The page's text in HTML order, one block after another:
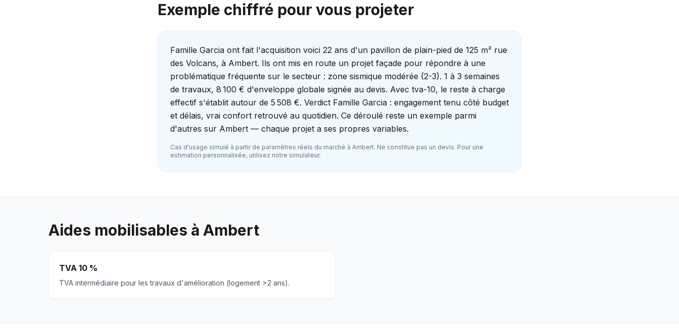
Exemple chiffré pour vous projeter
Famille Garcia ont fait l'acquisition voici 22 ans d'un pavillon de plain-pied de 125 m² rue
des Volcans, à Ambert. Ils ont mis en route un projet façade pour répondre à une
problématique fréquente sur le secteur : zone sismique modérée (2-3). 1 à 3 semaines
de travaux, 8 100 € d'enveloppe globale signée au devis. Avec tva-10, le reste à charge
effectif s'établit autour de 5 508 €. Verdict Famille Garcia : engagement tenu côté budget
et délais, vrai confort retrouvé au quotidien. Ce déroulé reste un exemple parmi
d'autres sur Ambert — chaque projet a ses propres variables.
Cas d'usage simulé à partir de paramètres réels du marché à Ambert. Ne constitue pas un devis. Pour une
estimation personnalisée, utilisez notre simulateur.
Aides mobilisables à Ambert
TVA 10 %
TVA intermédiaire pour les travaux d'amélioration (logement >2 ans).